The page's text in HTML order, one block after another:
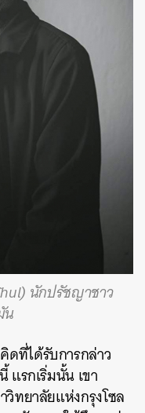
นักปรัชญาชาว
น
ที่ได้รับการกล่าว
รกเริ่มนั้น เขา
วิทยาลัยแห่งกรุงโซล